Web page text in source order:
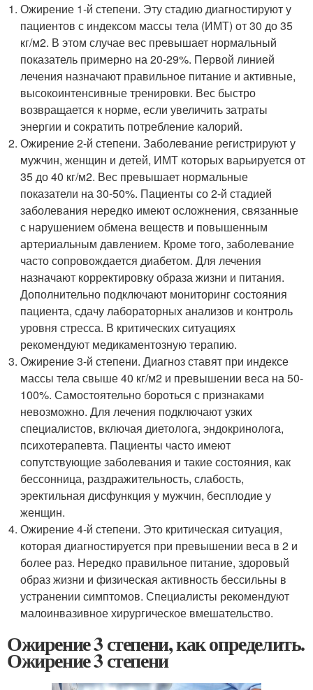
Ожирение 1-й степени. Эту стадию диагностируют у
пациентов с индексом массы тела (ИМТ) от 30 до 35
кг/м2. В этом случае вес превышает нормальный
показатель примерно на 20-29%. Первой линией
лечения назначают правильное питание и активные,
высокоинтенсивные тренировки. Вес быстро
возвращается к норме, если увеличить затраты
энергии и сократить потребление калорий.
Ожирение 2-й степени. Заболевание регистрируют у
мужчин, женщин и детей, ИМТ которых варьируется от
35 до 40 кг/м2. Вес превышает нормальные
показатели на 30-50%. Пациенты со 2-й стадией
заболевания нередко имеют осложнения, связанные
с нарушением обмена веществ и повышенным
артериальным давлением. Кроме того, заболевание
часто сопровождается диабетом. Для лечения
назначают корректировку образа жизни и питания.
Дополнительно подключают мониторинг состояния
пациента, сдачу лабораторных анализов и контроль
уровня стресса. В критических ситуациях
рекомендуют медикаментозную терапию.
Ожирение 3-й степени. Диагноз ставят при индексе
массы тела свыше 40 кг/м2 и превышении веса на 50-
100%. Самостоятельно бороться с признаками
невозможно. Для лечения подключают узких
специалистов, включая диетолога, эндокринолога,
психотерапевта. Пациенты часто имеют
сопутствующие заболевания и такие состояния, как
бессонница, раздражительность, слабость,
эректильная дисфункция у мужчин, бесплодие у
женщин.
Ожирение 4-й степени. Это критическая ситуация,
которая диагностируется при превышении веса в 2 и
более раз. Нередко правильное питание, здоровый
образ жизни и физическая активность бессильны в
устранении симптомов. Специалисты рекомендуют
малоинвазивное хирургическое вмешательство.
Ожирение 3 степени, как определить.
Ожирение 3 степени